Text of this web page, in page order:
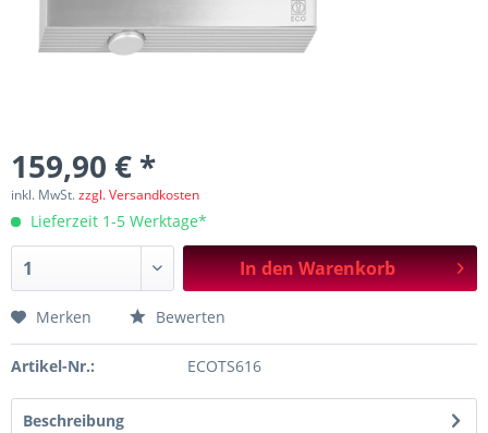
159,90 € *
inkl. MwSt.zzgl. Versandkosten
Lieferzeit 1-5 Werktage*
In denWarenkorb
Merken Bewerten
Artikel-Nr.: ECOTS616
Beschreibung